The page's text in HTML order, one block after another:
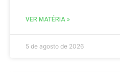
VER MATÉRIA »
5 de agosto de 2026